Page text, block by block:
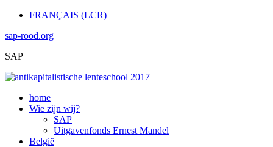
FRANÇAIS (LCR)
sap-rood.org
SAP
home
Wie zijn wij?
SAP
Uitgavenfonds Ernest Mandel
België